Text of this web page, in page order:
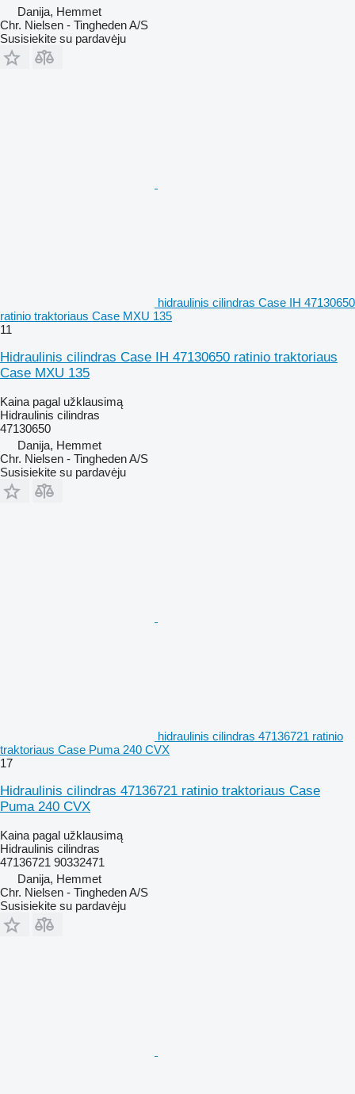
Danija, Hemmet
Chr. Nielsen - Tingheden A/S
Susisiekite su pardavėju
hidraulinis cilindras Case IH 47130650
ratinio traktoriaus Case MXU 135
11
Hidraulinis cilindras Case IH 47130650 ratinio traktoriaus
Case MXU 135
Kaina pagal užklausimą
Hidraulinis cilindras
47130650
Danija, Hemmet
Chr. Nielsen - Tingheden A/S
Susisiekite su pardavėju
hidraulinis cilindras 47136721 ratinio
traktoriaus Case Puma 240 CVX
17
Hidraulinis cilindras 47136721 ratinio traktoriaus Case
Puma 240 CVX
Kaina pagal užklausimą
Hidraulinis cilindras
47136721 90332471
Danija, Hemmet
Chr. Nielsen - Tingheden A/S
Susisiekite su pardavėju